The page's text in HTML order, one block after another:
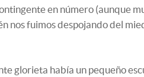
en número (aunque
nos fuimos despojando del
glorieta había un pequeño